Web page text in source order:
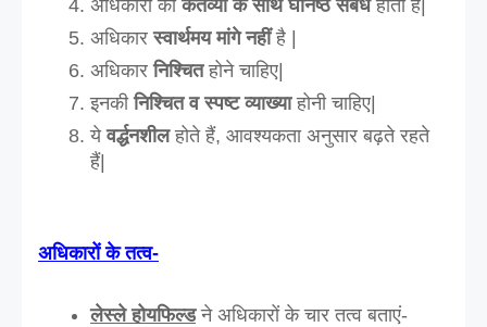
अधिकारों का कर्तव्यो के साथ घनिष्ठ संबंध होता है|
अधिकार स्वार्थमय मांगे नहीं है |
अधिकार निश्चित होने चाहिए|
इनकी निश्चित व स्पष्ट व्याख्या होनी चाहिए|
ये वर्द्धनशील होते हैं, आवश्यकता अनुसार बढ़ते रहते
हैं|
अधिकारों के तत्व-
लेस्ले होयफिल्ड ने अधिकारों के चार तत्व बताएं-